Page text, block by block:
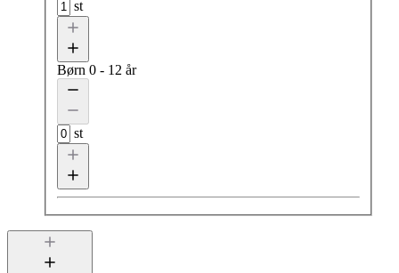
st
Børn 0 - 12 år
st